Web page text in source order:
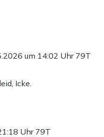
um 14:02 Uhr 79T
Icke.
Uhr 79T